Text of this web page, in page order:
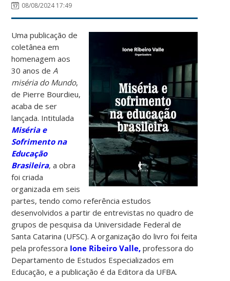
08/08/2024 17:49
Uma publicação de
coletânea em
homenagem aos
30 anos de A
miséria do Mundo,
de Pierre Bourdieu,
acaba de ser
lançada. Intitulada
Miséria e
Sofrimento na
Educação
Brasileira, a obra
foi criada
organizada em seis
partes, tendo como referência estudos
desenvolvidos a partir de entrevistas no quadro de
grupos de pesquisa da Universidade Federal de
Santa Catarina (UFSC). A organização do livro foi feita
pela professora Ione Ribeiro Valle, professora do
Departamento de Estudos Especializados em
Educação, e a publicação é da Editora da UFBA.